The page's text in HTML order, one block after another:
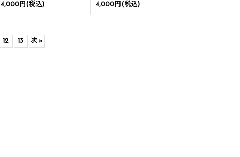
4,000円 (税込) 4,000円 (税込)
12 13 次 »